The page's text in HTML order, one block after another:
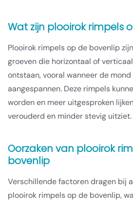
Wat zijn plooirok rimpels
Plooirok rimpels op de bovenlip
groeven die horizontaal of
ontstaan, vooral wanneer de
aangespannen. Deze rimpels
worden en meer uitgesproken
verouderd en minder stevig uitziet.
Oorzaken van plooirok
bovenlip
Verschillende factoren dragen bij
plooirok rimpels op de bovenlip,